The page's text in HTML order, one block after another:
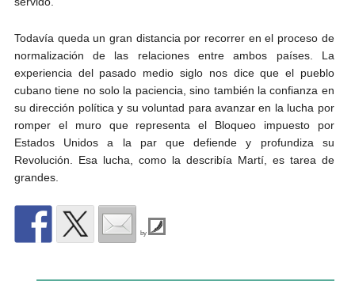
Todavía queda un gran distancia por recorrer en el proceso de
normalización de las relaciones entre ambos países. La
experiencia del pasado medio siglo nos dice que el pueblo
cubano tiene no solo la paciencia, sino también la confianza en
su dirección política y su voluntad para avanzar en la lucha por
romper el muro que representa el Bloqueo impuesto por
Estados Unidos a la par que defiende y profundiza su
Revolución. Esa lucha, como la describía Martí, es tarea de
grandes.
by